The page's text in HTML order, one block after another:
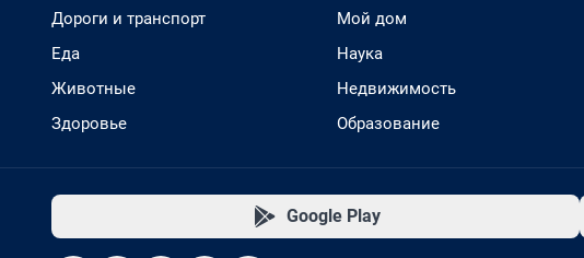
Дороги и транспорт
Еда
Животные
Здоровье
Мой дом
Наука
Недвижимость
Образование
Google Play